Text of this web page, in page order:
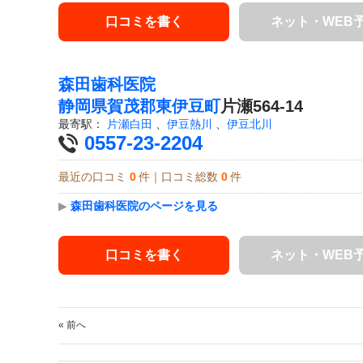
口コミを書く ネット・WEB
森田歯科医院
静岡県賀茂郡東伊豆町片瀬564-14
最寄駅： 片瀬白田 伊豆熱川 伊豆北川
0557-23-2204
最近の口コミ 0 件｜口コミ総数 0 件
▶ 森田歯科医院のページを見る
口コミを書く ネット・WEB
« 前へ